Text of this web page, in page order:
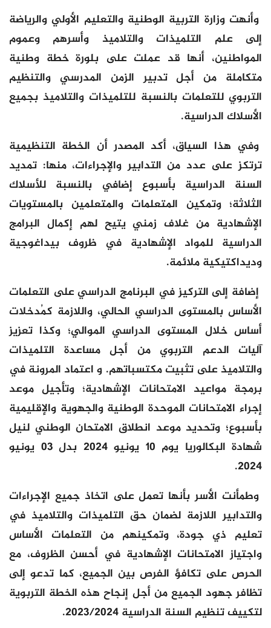
وأنهت وزارة التربية الوطنية والتعليم الأولي والرياضة
إلى علم التلميذات والتلاميذ وأسرهم وعموم
المواطنين، أنها قد عملت على بلورة خطة وطنية
متكاملة من أجل تدبير الزمن المدرسي والتنظيم
التربوي للتعلمات بالنسبة للتلميذات والتلاميذ بجميع
الأسلاك الدراسية.
وفي هذا السياق، أكد المصدر أن الخطة التنظيمية
ترتكز على عدد من التدابير والإجراءات، منها: تمديد
السنة الدراسية بأسبوع إضافي بالنسبة للأسلاك
الثلاثة؛ وتمكين المتعلمات والمتعلمين بالمستويات
الإشهادية من غلاف زمني يتيح لهم إكمال البرامج
الدراسية للمواد الإشهادية في ظروف بيداغوجية
وديداكتيكية ملائمة.
إضافة إلى التركيز في البرنامج الدراسي على التعلمات
الأساس بالمستوى الدراسي الحالي، واللازمة كمُدخلات
أساس خلال المستوى الدراسي الموالي؛ وكذا تعزيز
آليات الدعم التربوي من أجل مساعدة التلميذات
والتلاميذ على تثبيت مكتسباتهم. و اعتماد المرونة في
برمجة مواعيد الامتحانات الإشهادية؛ وتأجيل موعد
إجراء الامتحانات الموحدة الوطنية والجهوية والإقليمية
بأسبوع؛ وتحديد موعد انطلاق الامتحان الوطني لنيل
شهادة البكالوريا يوم 10 يونيو 2024 بدل 03 يونيو
2024.
وطمأنت الأسر بأنها تعمل على اتخاذ جميع الإجراءات
والتدابير اللازمة لضمان حق التلميذات والتلاميذ في
تعليم ذي جودة، وتمكينهم من التعلمات الأساس
واجتياز الامتحانات الإشهادية في أحسن الظروف، مع
الحرص على تكافؤ الفرص بين الجميع، كما تدعو إلى
تظافر جهود الجميع من أجل إنجاح هذه الخطة التربوية
لتكييف تنظيم السنة الدراسية 2023/2024.